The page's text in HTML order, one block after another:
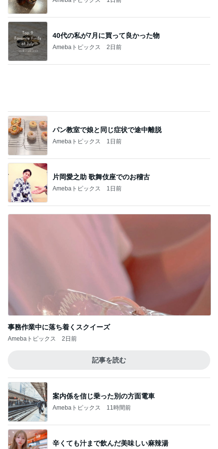
記事を読む
案内係を信じ乗った別の方面電車
Amebaトピックス 11時間前
辛くても汁まで飲んだ美味しい麻辣湯
コメダの唐揚げとミックスサンド
1日前
だいた 長くなった打ち合わせと息子
Amebaトピックス 20時間前